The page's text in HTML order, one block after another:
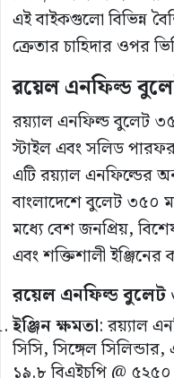
এই বাইকগুলো বিভিন্ন
ক্রেতার চাহিদার ওপর
রয়েলএনফিল্ড
রয়্যাল এনফিল্ড বুলেট
স্টাইল এবং সলিড
এটি রয়্যাল এনফিল্ডের
বাংলাদেশে বুলেট ৩৫০
মধ্যে বেশ জনপ্রিয়,
এবং শক্তিশালী ইঞ্জিনের
রয়েল এনফিল্ড বুলেট
ইঞ্জিনক্ষমতা: রয়্যাল
সিসি, সিঙ্গেল